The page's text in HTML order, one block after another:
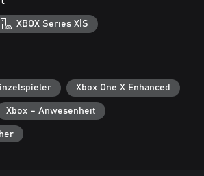
XBOX Series X|S
Xbox One X Enhanced
Xbox – Anwesenheit